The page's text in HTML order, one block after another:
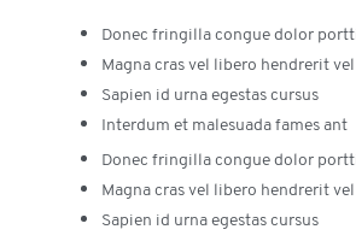
Donec fringilla congue dolor
Magna cras vel libero hendrerit vel
Sapien id urna egestas cursus
Interdum et malesuada fames ant
Donec fringilla congue dolor
Magna cras vel libero hendrerit vel
Sapien id urna egestas cursus